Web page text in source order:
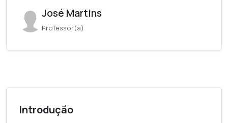
José Martins
Professor(a)
Introdução